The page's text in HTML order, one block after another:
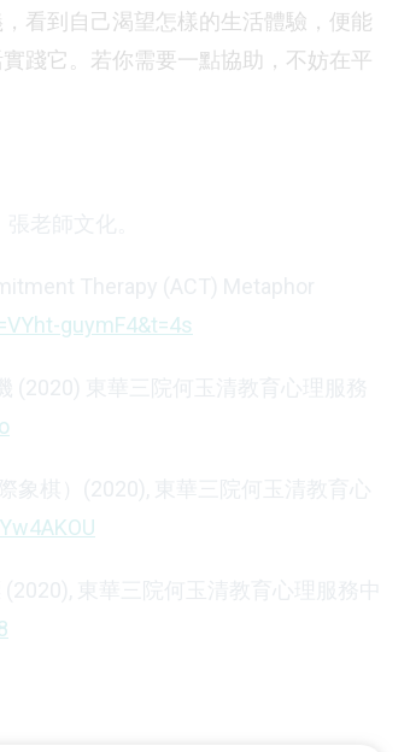
看到自己渴望怎樣的生活體驗，便能
踐它。若你需要一點協助，不妨在平
guymF4&t=4s